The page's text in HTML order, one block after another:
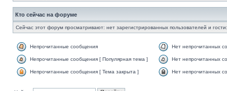
Кто сейчас на форуме
Сейчас этот форум просматривают: нет зарегистрированных пользователей и
Непрочитанные сообщения Нет непрочитанных
Непрочитанные сообщения [ Популярная тема ] Нет непрочитанных
Непрочитанные сообщения [ Тема закрыта ] Нет непрочитанных